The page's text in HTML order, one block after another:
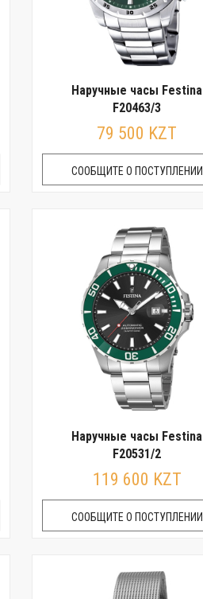
Наручные часы Festina
F20463/3
79 500 KZT
СООБЩИТЕ О ПОСТУПЛЕНИИ
Наручные часы Festina
F20531/2
119 600 KZT
СООБЩИТЕ О ПОСТУПЛЕНИИ